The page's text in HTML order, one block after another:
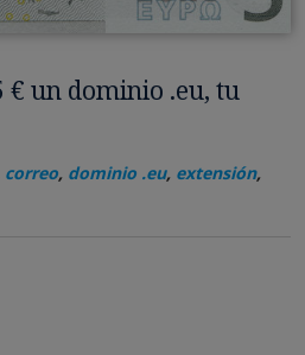
€ un dominio .eu, tu
correo, dominio .eu, extensión,